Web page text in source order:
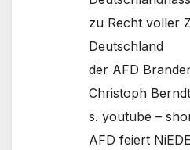
zu Recht voller
Deutschland
der AFD
Christoph Berndt
s. youtube –
AFD feiert